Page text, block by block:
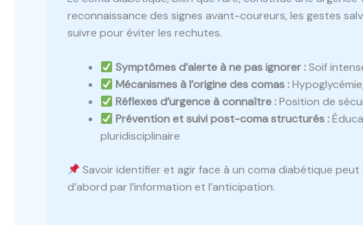
reconnaissance des signes avant-coureurs, les gestes
suivre pour éviter les rechutes.
Symptômes d’alerte à ne pas ignorer :Soif
Mécanismes à l’origine des comas :
Réflexes d’urgence à connaître :Position de
Prévention et suivi post-coma structurés :
pluridisciplinaire
Savoir identifier et agir face à un coma diabétique
d’abord par l’information et l’anticipation.